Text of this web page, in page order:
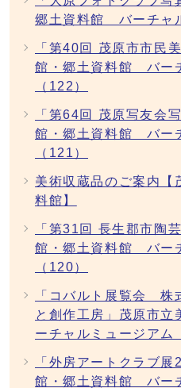
郷土資料館 バーチャ
「第40回 茂原市市民
館・郷土資料館 バー
（122）
「第64回 茂原写友会
館・郷土資料館 バー
（121）
美術収蔵品のご案内【
料館】
「第31回 長生郡市陶
館・郷土資料館 バー
（120）
「コバルト展覧会 株
と創作工房」茂原市
ーチャルミュージアム
「外房アートクラブ
館・郷土資料館 バー